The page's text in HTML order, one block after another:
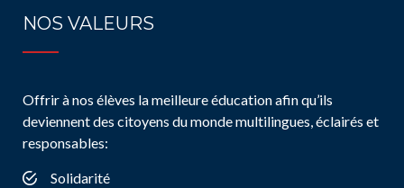
NOS VALEURS
Offrir à nos élèves la meilleure éducation afin qu’ils
deviennent des citoyens du monde multilingues, éclairés et
responsables:
Solidarité